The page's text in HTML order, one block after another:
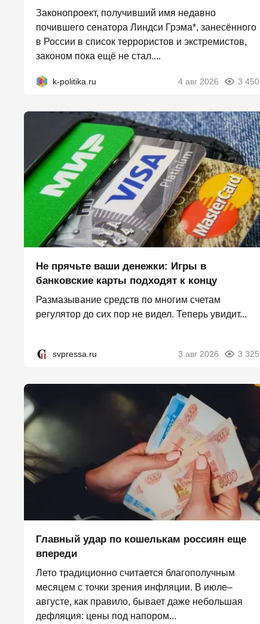
Законопроект, получивший имя недавно
почившего сенатора Линдси Грэма*, занесённого
в России в список террористов и экстремистов,
законом пока ещё не стал....
k-politika.ru 4 авг 2026 3 450
Не прячьте ваши денежки: Игры в
банковские карты подходят к концу
Размазывание средств по многим счетам
регулятор до сих пор не видел. Теперь увидит...
svpressa.ru 3 авг 2026 3 325
Главный удар по кошелькам россиян еще
впереди
Лето традиционно считается благополучным
месяцем с точки зрения инфляции. В июле–
августе, как правило, бывает даже небольшая
дефляция: цены под напором...